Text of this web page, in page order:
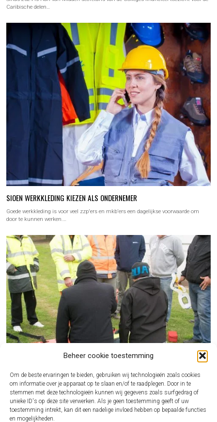
Beheer cookie toestemming
Om de beste ervaringen te bieden, gebruiken wij technologieën zoals cookies
om informatie over je apparaat op te slaan en/of te raadplegen. Door in te
stemmen met deze technologieën kunnen wij gegevens zoals surfgedrag of
unieke ID's op deze site verwerken. Als je geen toestemming geeft of uw
toestemming intrekt, kan dit een nadelige invloed hebben op bepaalde functies
en mogelijkheden.
Caribische delen…
SIOEN WERKKLEDING KIEZEN ALS ONDERNEMER
Goede werkkleding is voor veel zzp'ers en mkb'ers een dagelijkse voorwaarde om
door te kunnen werken.…
BHV CURSUS REGELEN ALS ONDERNEMER ZONDER GEDOE